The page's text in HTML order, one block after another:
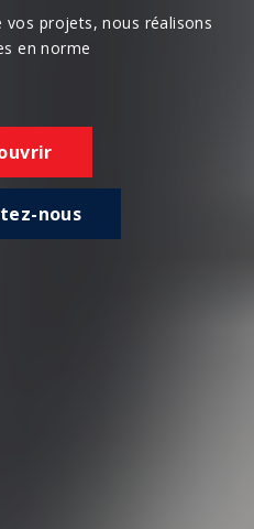
vos projets, nous réalisons
en norme
nous